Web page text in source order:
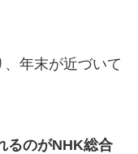
年末が近づいて
るのがNHK総合